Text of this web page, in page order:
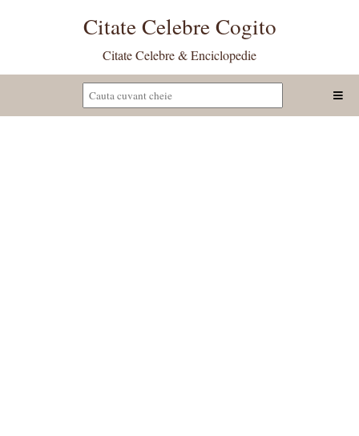
Citate Celebre Cogito
Citate Celebre & Enciclopedie